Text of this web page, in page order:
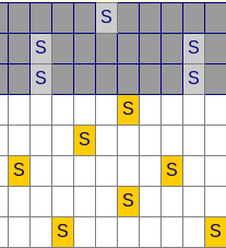
S
S
S
S S
S
S
S S
S
S S